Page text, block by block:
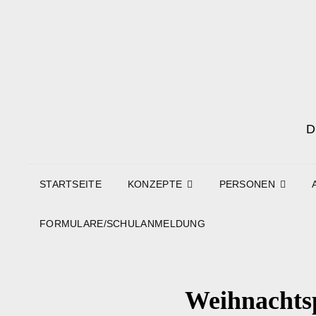
STARTSEITE KONZEPTE PERSONEN
FORMULARE/SCHULANMELDUNG